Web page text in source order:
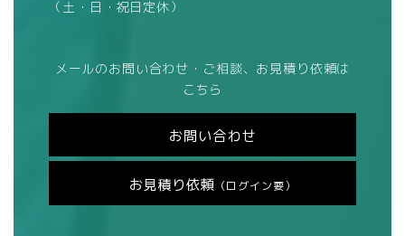
（土・日・祝日定休）
メールのお問い合わせ・ご相談、お見積り依頼は
こちら
お問い合わせ
お見積り依頼 （ログイン要）